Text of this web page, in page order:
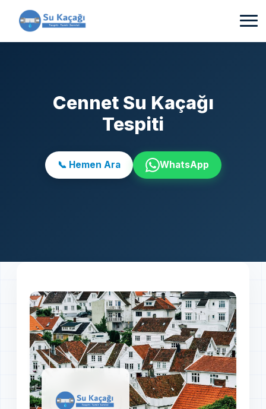
Cennet Su Kaçağı
Tespiti
📞 Hemen Ara WhatsApp